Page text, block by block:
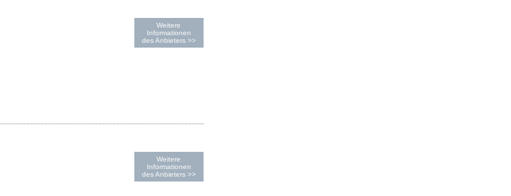
Weitere
Informationen
des Anbieters >>
Weitere
Informationen
des Anbieters >>